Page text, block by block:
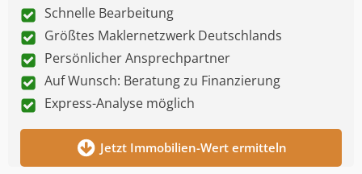
Schnelle Bearbeitung
Größtes Maklernetzwerk Deutschlands
Persönlicher Ansprechpartner
Auf Wunsch: Beratung zu Finanzierung
Express-Analyse möglich
Jetzt Immobilien-Wert ermitteln